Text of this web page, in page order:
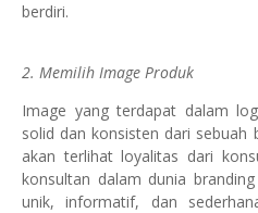
berdiri.
2. Memilih Image Produk
Image yang terdapat dalam
solid dan konsisten dari sebuah
akan terlihat loyalitas dari
konsultan dalam dunia
unik, informatif, dan